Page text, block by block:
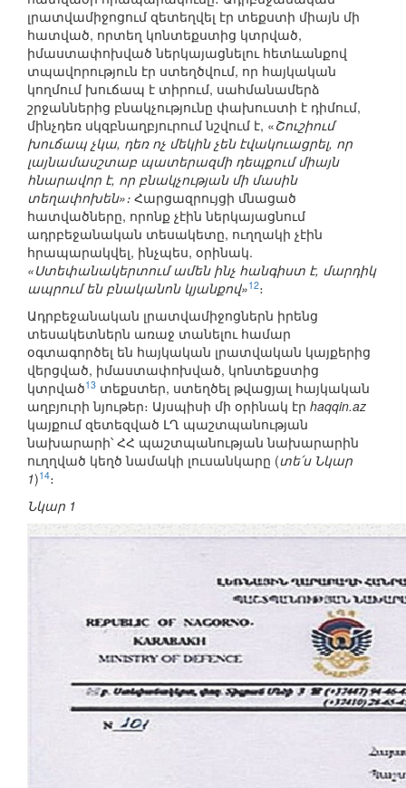
լրատվամիջոցում զետեղվել էր տեքստի միայն մի
հատված, որտեղ կոնտեքստից կտրված,
իմաստափոխված ներկայացնելու հետևանքով
տպավորություն էր ստեղծվում, որ հայկական
կողմում խուճապ է տիրում, սահմանամերձ
շրջաններից բնակչությունը փախուստի է դիմում,
մինչդեռ սկզբնաղբյուրում նշվում է, «Շուշիում
խուճապ չկա, դեռ ոչ մեկին չեն էվակուացրել, որ
լայնամասշտաբ պատերազմի դեպքում միայն
հնարավոր է, որ բնակչության մի մասին
տեղափոխեն»։ Հարցազրույցի մնացած
հատվածները, որոնք չէին ներկայացնում
ադրբեջանական տեսակետը, ուղղակի չէին
հրապարակվել, ինչպես, օրինակ.
«Ստեփանակերտում ամեն ինչ հանգիստ է, մարդիկ
ապրում են բնականոն կյանքով»12։
Ադրբեջանական լրատվամիջոցներն իրենց
տեսակետներն առաջ տանելու համար
օգտագործել են հայկական լրատվական կայքերից
վերցված, իմաստափոխված, կոնտեքստից
կտրված13 տեքստեր, ստեղծել թվացյալ հայկական
աղբյուրի նյութեր։ Այսպիսի մի օրինակ էր haqqin.az
կայքում զետեզված ԼՂ պաշտպանության
նախարարի՝ ՀՀ պաշտպանության նախարարին
ուղղված կեղծ նամակի լուսանկարը (տե՛ս Նկար
1)14։
Նկար 1